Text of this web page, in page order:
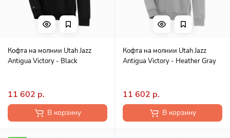
Кофта на молнии Utah Jazz
Antigua Victory - Black
11 602 р.
В корзину
Кофта на молнии Utah Jazz
Antigua Victory - Heather Gray
11 602 р.
В корзину